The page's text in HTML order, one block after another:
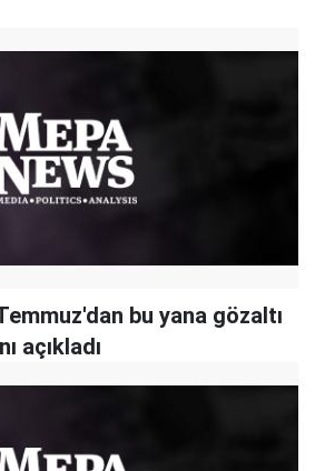
bu yana gözaltı
açıkladı